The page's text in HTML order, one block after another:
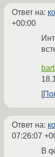
Ответ на:
+00:00
Ответ на:
07:26:07
В